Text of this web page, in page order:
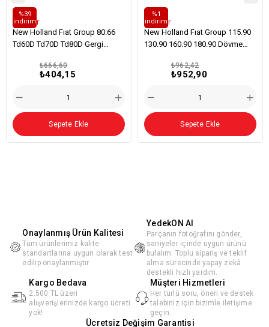
Çatallar
New Holland Fıat Group 80.66
Td60D Td70D Td80D Gergi
₺404,15
₺666,60
%39
i̇ndirim
Sepete Ekle
Çatallar
New Holland Fıat Group 115.90
130.90 160.90 180.90 Dövme
₺952,90
₺962,42
%1
i̇ndirim
Sepete Ekle
Onaylanmış Ürün Kalitesi
Tüm ürünlerimiz kalite
standartlarına uygun olarak test
edilip onaylanmıştır.
YedekON AI
Parçanın fotoğrafını gönder,
saniyeler içinde uygun ürünü
bulalım. Toplu sipariş ve teklif
alma sürecinde yapay zekâ
destekli hızlı yardım.
Kargo Bedava
2.500 TL üzeri
alışverişlerinizde kargo ücreti
yok!
Müşteri Hizmetleri
Her türlü soru, öneri ve destek
talebiniz için bizimle iletişime
geçin.
Ücretsiz Değişim Garantisi